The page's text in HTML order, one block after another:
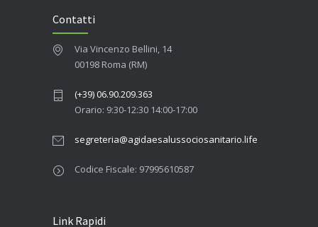
Contatti
Via Vincenzo Bellini, 14
00198 Roma (RM)
(+39) 06.90.209.363
Orario: 9:30-12:30 14:00-17:00
segreteria@agidaesalussociosanitario.life
Codice Fiscale: 97995610587
Link Rapidi